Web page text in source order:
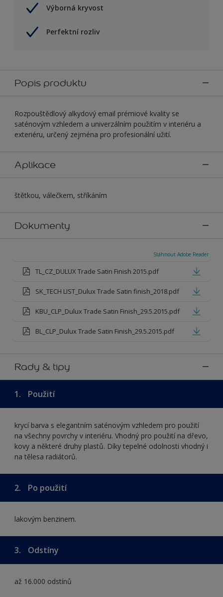
Výborná kryvost
Perfektní rozliv
Popis produktu
Rozpouštědlový alkydový email prémiové kvality se
saténovým vzhledem a univerzálním použitím v interiéru a
exteriéru, určený zejména pro profesionální užití.
Aplikace
štětkou, válečkem, stříkáním
Dokumenty
Stáhnout Adobe Reader
TL_CZ_DULUX Trade Satin Finish 2015.pdf
SK_TECH LIST_Dulux Trade Satin finish_2018.pdf
KBU_CLP_Dulux Trade Satin Finish_29.5.2015.pdf
BL_CLP_Dulux Trade Satin Finish_29.5.2015.pdf
Rady & tipy
1. Použití
krycí barva s elegantním saténovým vzhledem pro použití
na všechny povrchy v interiéru. Vhodný pro použití na dřevo,
kovy a některé druhy plastů. Díky tepelné odolnosti vhodný i
na tělesa radiátorů.
2. Po použití
lakovým benzinem.
3. Odstíny
až 16.000 odstínů